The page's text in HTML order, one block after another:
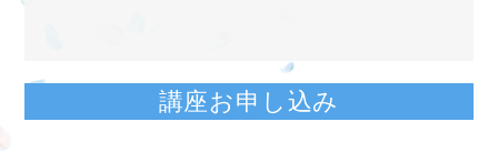
講座お申し込み